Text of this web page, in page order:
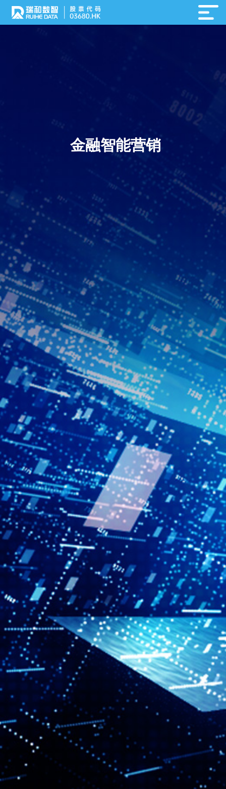
金融智能营销